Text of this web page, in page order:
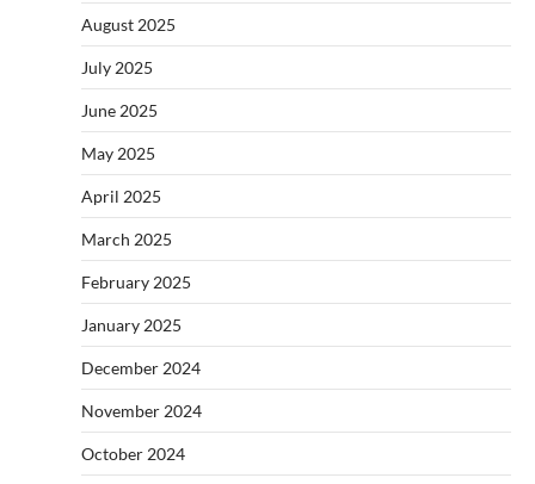
August 2025
July 2025
June 2025
May 2025
April 2025
March 2025
February 2025
January 2025
December 2024
November 2024
October 2024